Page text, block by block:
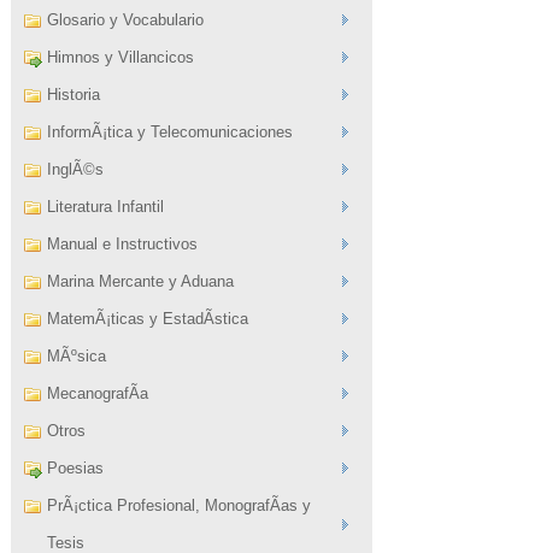
Glosario y Vocabulario
Himnos y Villancicos
Historia
InformÃ¡tica y Telecomunicaciones
InglÃ©s
Literatura Infantil
Manual e Instructivos
Marina Mercante y Aduana
MatemÃ¡ticas y EstadÃ­stica
MÃºsica
MecanografÃ­a
Otros
Poesias
PrÃ¡ctica Profesional, MonografÃ­as y
Tesis